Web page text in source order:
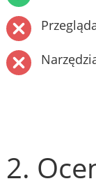
2.